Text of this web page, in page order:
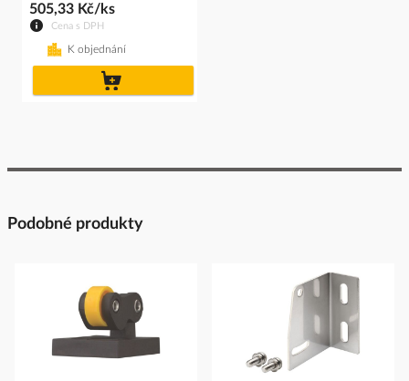
Cena s DPH
505,33 Kč/ks
K objednání
Podobné produkty